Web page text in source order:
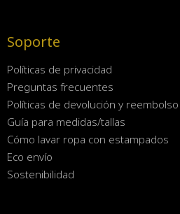
Soporte
Políticas de privacidad
Preguntas frecuentes
Políticas de devolución y reembolso
Guía para medidas/tallas
Cómo lavar ropa con estampados
Eco envío
Sostenibilidad